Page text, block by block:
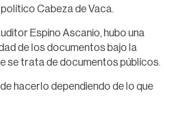
Cabeza de Vaca.
Espino Ascanio, hubo una
de los documentos bajo la
se trata de documentos públicos.
hacerlo dependiendo de lo que